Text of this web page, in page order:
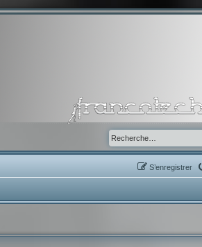
S’enregistrer